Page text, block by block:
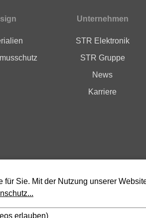
Sie. Mit der Nutzung unserer
erlauben)
Unternehmen
STR Elektronik
STR Gruppe
News
Karriere